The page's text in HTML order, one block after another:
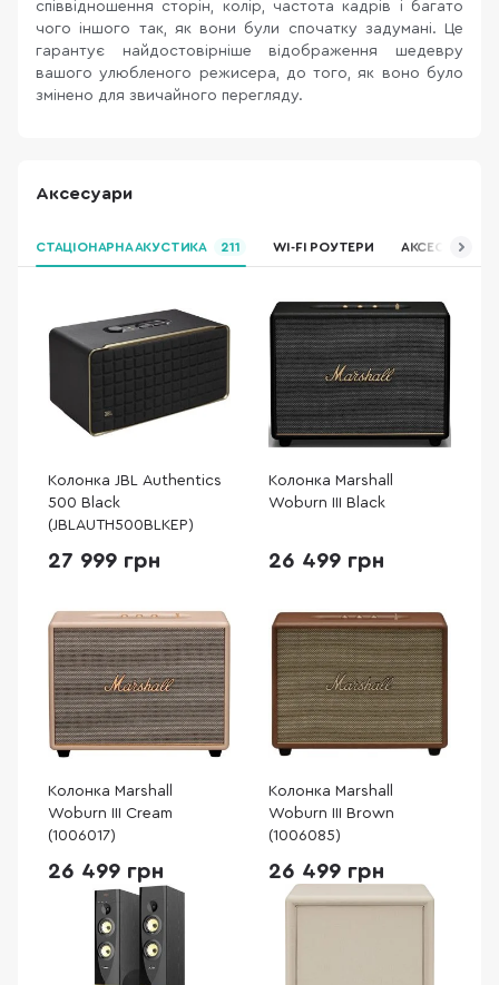
співвідношення сторін, колір, частота кадрів і багато
чого іншого так, як вони були спочатку задумані. Це
гарантує найдостовірніше відображення шедевру
вашого улюбленого режисера, до того, як воно було
змінено для звичайного перегляду.
Аксесуари
СТАЦІОНАРНА АКУСТИКА 211 WI-FI РОУТЕРИ АКСЕСУАРИ
Колонка JBL Authentics
500 Black
(JBLAUTH500BLKEP)
27 999 грн
Колонка Marshall
Woburn III Black
26 499 грн
Колонка Marshall
Woburn III Cream
(1006017)
26 499 грн
Колонка Marshall
Woburn III Brown
(1006085)
26 499 грн